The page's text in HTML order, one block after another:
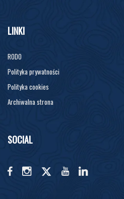
LINKI
RODO
Polityka prywatności
Polityka cookies
Archiwalna strona
SOCIAL